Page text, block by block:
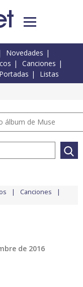
Novedades
Canciones
Portadas Listas
álbum de Muse
Canciones
de 2016